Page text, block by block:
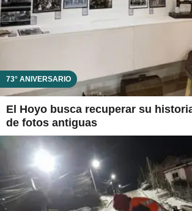
73° ANIVERSARIO
El Hoyo busca recuperar su
de fotos antiguas